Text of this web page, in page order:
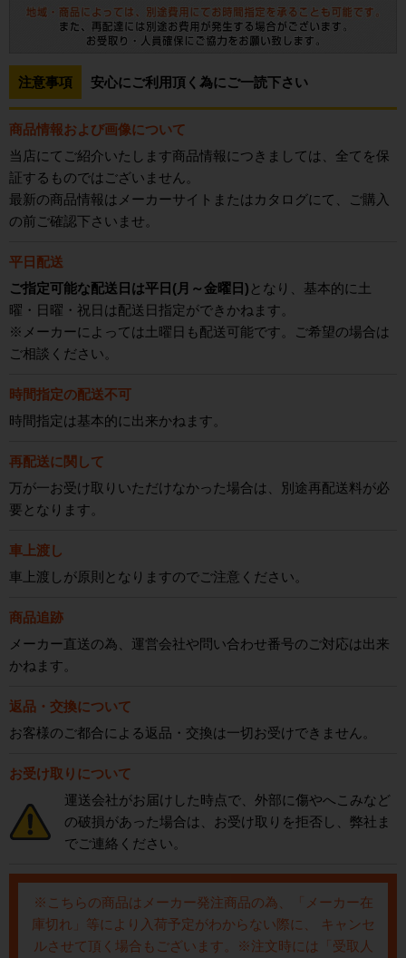
注意事項 安心にご利用頂く為にご一読下さい
商品情報および画像について
当店にてご紹介いたします商品情報につきましては、全てを保
証するものではございません。
最新の商品情報はメーカーサイトまたはカタログにて、ご購入
の前ご確認下さいませ。
平日配送
ご指定可能な配送日は平日(月～金曜日) となり、基本的に土
曜・日曜・祝日は配送日指定ができかねます。
※メーカーによっては土曜日も配送可能です。ご希望の場合は
ご相談ください。
時間指定の配送不可
時間指定は基本的に出来かねます。
再配送に関して
万が一お受け取りいただけなかった場合は、別途再配送料が必
要となります。
車上渡し
車上渡しが原則となりますのでご注意ください。
商品追跡
メーカー直送の為、運営会社や問い合わせ番号のご対応は出来
かねます。
返品・交換について
お客様のご都合による返品・交換は一切お受けできません。
お受け取りについて
運送会社がお届けした時点で、外部に傷やへこみなど
の破損があった場合は、お受け取りを拒否し、弊社ま
でご連絡ください。
※こちらの商品はメーカー発注商品の為、「メーカー在
庫切れ」等により入荷予定がわからない際に、 キャンセ
ルさせて頂く場合もございます。※注文時には「受取人